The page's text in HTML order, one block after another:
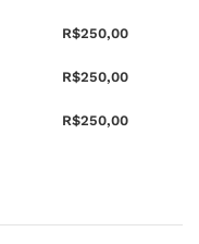
R$250,00
R$250,00
R$250,00